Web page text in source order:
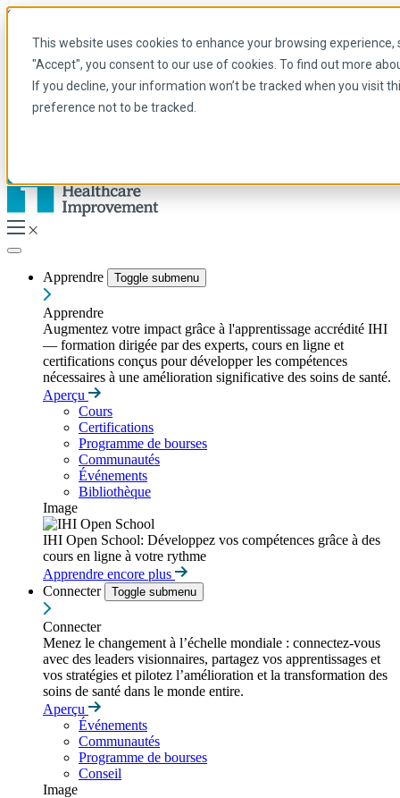
This website uses cookies to enhance your browsing
"Accept", you consent to our use of cookies. To find out more
If you decline, your information won’t be tracked when you visit
preference not to be tracked.
Skip to main content
French
Arabic
Anglais
Français
Apprendre Toggle submenu
Apprendre
Augmentez votre impact grâce à l'apprentissage accrédité IHI
— formation dirigée par des experts, cours en ligne et
certifications conçus pour développer les compétences
nécessaires à une amélioration significative des soins de santé.
Aperçu
Cours
Certifications
Programme de bourses
Communautés
Événements
Bibliothèque
Image
IHI Open School: Développez vos compétences grâce à des
cours en ligne à votre rythme
Apprendre encore plus
Connecter
Toggle submenu
Connecter
Menez le changement à l’échelle mondiale : connectez-vous
avec des leaders visionnaires, partagez vos apprentissages et
vos stratégies et pilotez l’amélioration et la transformation des
soins de santé dans le monde entire.
Aperçu
Événements
Communautés
Programme de bourses
Conseil
Image